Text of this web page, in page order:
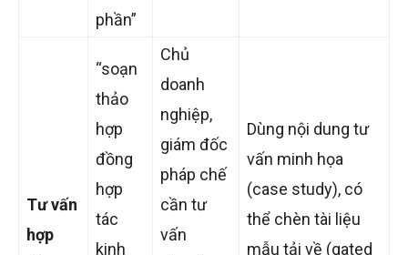
phần”
Tư vấn
hợp
“soạn
thảo
hợp
đồng
hợp
tác
kinh
Chủ
doanh
nghiệp,
giám đốc
pháp chế
cần tư
vấn
Dùng nội dung tư
vấn minh họa
(case study), có
thể chèn tài liệu
mẫu tải về (gated